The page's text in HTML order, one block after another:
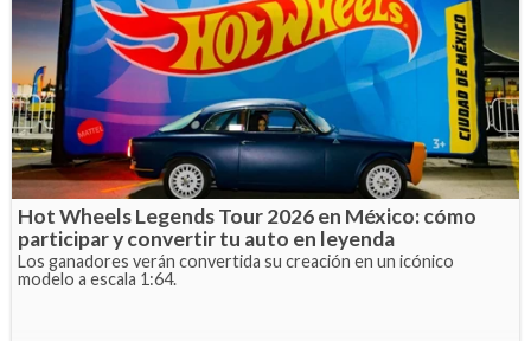
Hot Wheels Legends Tour 2026 en México: cómo
participar y convertir tu auto en leyenda
Los ganadores verán convertida su creación en un icónico
modelo a escala 1:64.